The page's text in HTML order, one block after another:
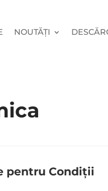
NOUTĂȚI
pentru Condiții